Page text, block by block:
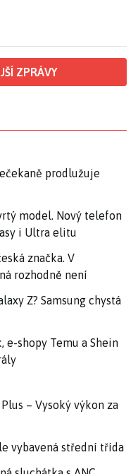
ZPRÁVY
prodlužuje
model. Nový telefon
i Ultra elitu
značka. V
rozhodně není
Z? Samsung chystá
e-shopy Temu a Shein
– Vysoký výkon za
vybavená střední třída